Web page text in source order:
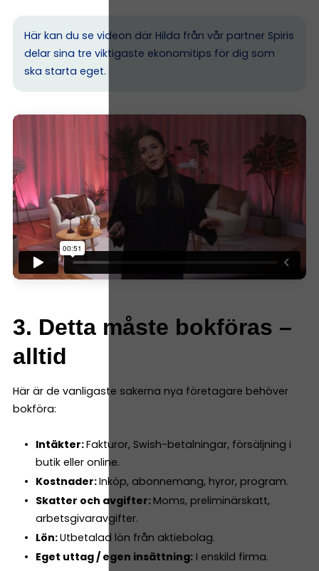
Här kan du se videon där Hilda från vår partner Spiris
delar sina tre viktigaste ekonomitips för dig som
ska starta eget.
3. Detta måste bokföras –
alltid
Här är de vanligaste sakerna nya företagare behöver
bokföra:
Intäkter:Fakturor, Swish-betalningar, försäljning i
butik eller online.
Kostnader:Inköp, abonnemang, hyror, program.
Skatter och avgifter: Moms, preliminärskatt,
arbetsgivaravgifter.
Lön:Utbetalad lön från aktiebolag.
Eget uttag / egen insättning:I enskild firma.